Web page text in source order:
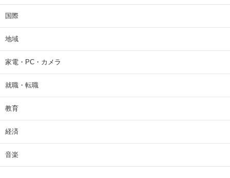
国際
地域
家電・PC・カメラ
就職・転職
教育
経済
音楽